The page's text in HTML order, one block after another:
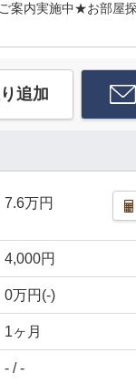
案内実施中★お部屋
追加
7.6万円
4,000円
0万円(-)
1ヶ月
- / -